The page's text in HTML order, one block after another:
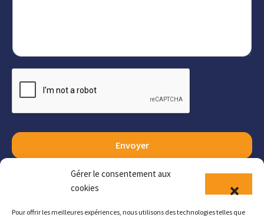
Gérer le consentement aux
cookies
Pour offrir les meilleures expériences, nous utilisons des technologies telles que
Envoyer